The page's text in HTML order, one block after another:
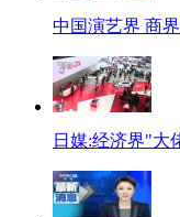
中国演艺界 商
日媒:经济界"大